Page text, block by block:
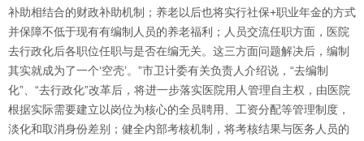
补助相结合的财政补助机制；养老以后也将实行社保+职业年金的方式
并保障不低于现有有编制人员的养老福利；人员交流任职方面，医院
去行政化后各职位任职与是否在编无关。这三方面问题解决后，编制
其实就成为了一个‘空壳’。”市卫计委有关负责人介绍说，“去编制
化”、“去行政化”改革后，将进一步落实医院用人管理自主权，由医院
根据实际需要建立以岗位为核心的全员聘用、工资分配等管理制度，
淡化和取消身份差别；健全内部考核机制，将考核结果与医务人员的